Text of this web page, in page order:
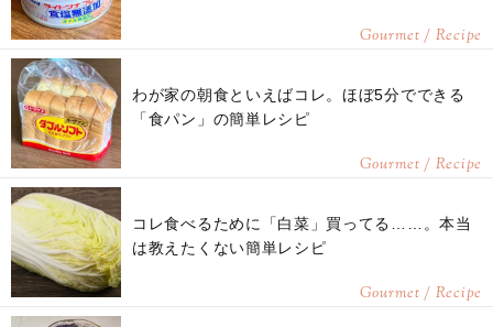
Gourmet / Recipe
わが家の朝食といえばコレ。ほぼ5分でできる
「食パン」の簡単レシピ
Gourmet / Recipe
コレ食べるために「白菜」買ってる……。本当
は教えたくない簡単レシピ
Gourmet / Recipe